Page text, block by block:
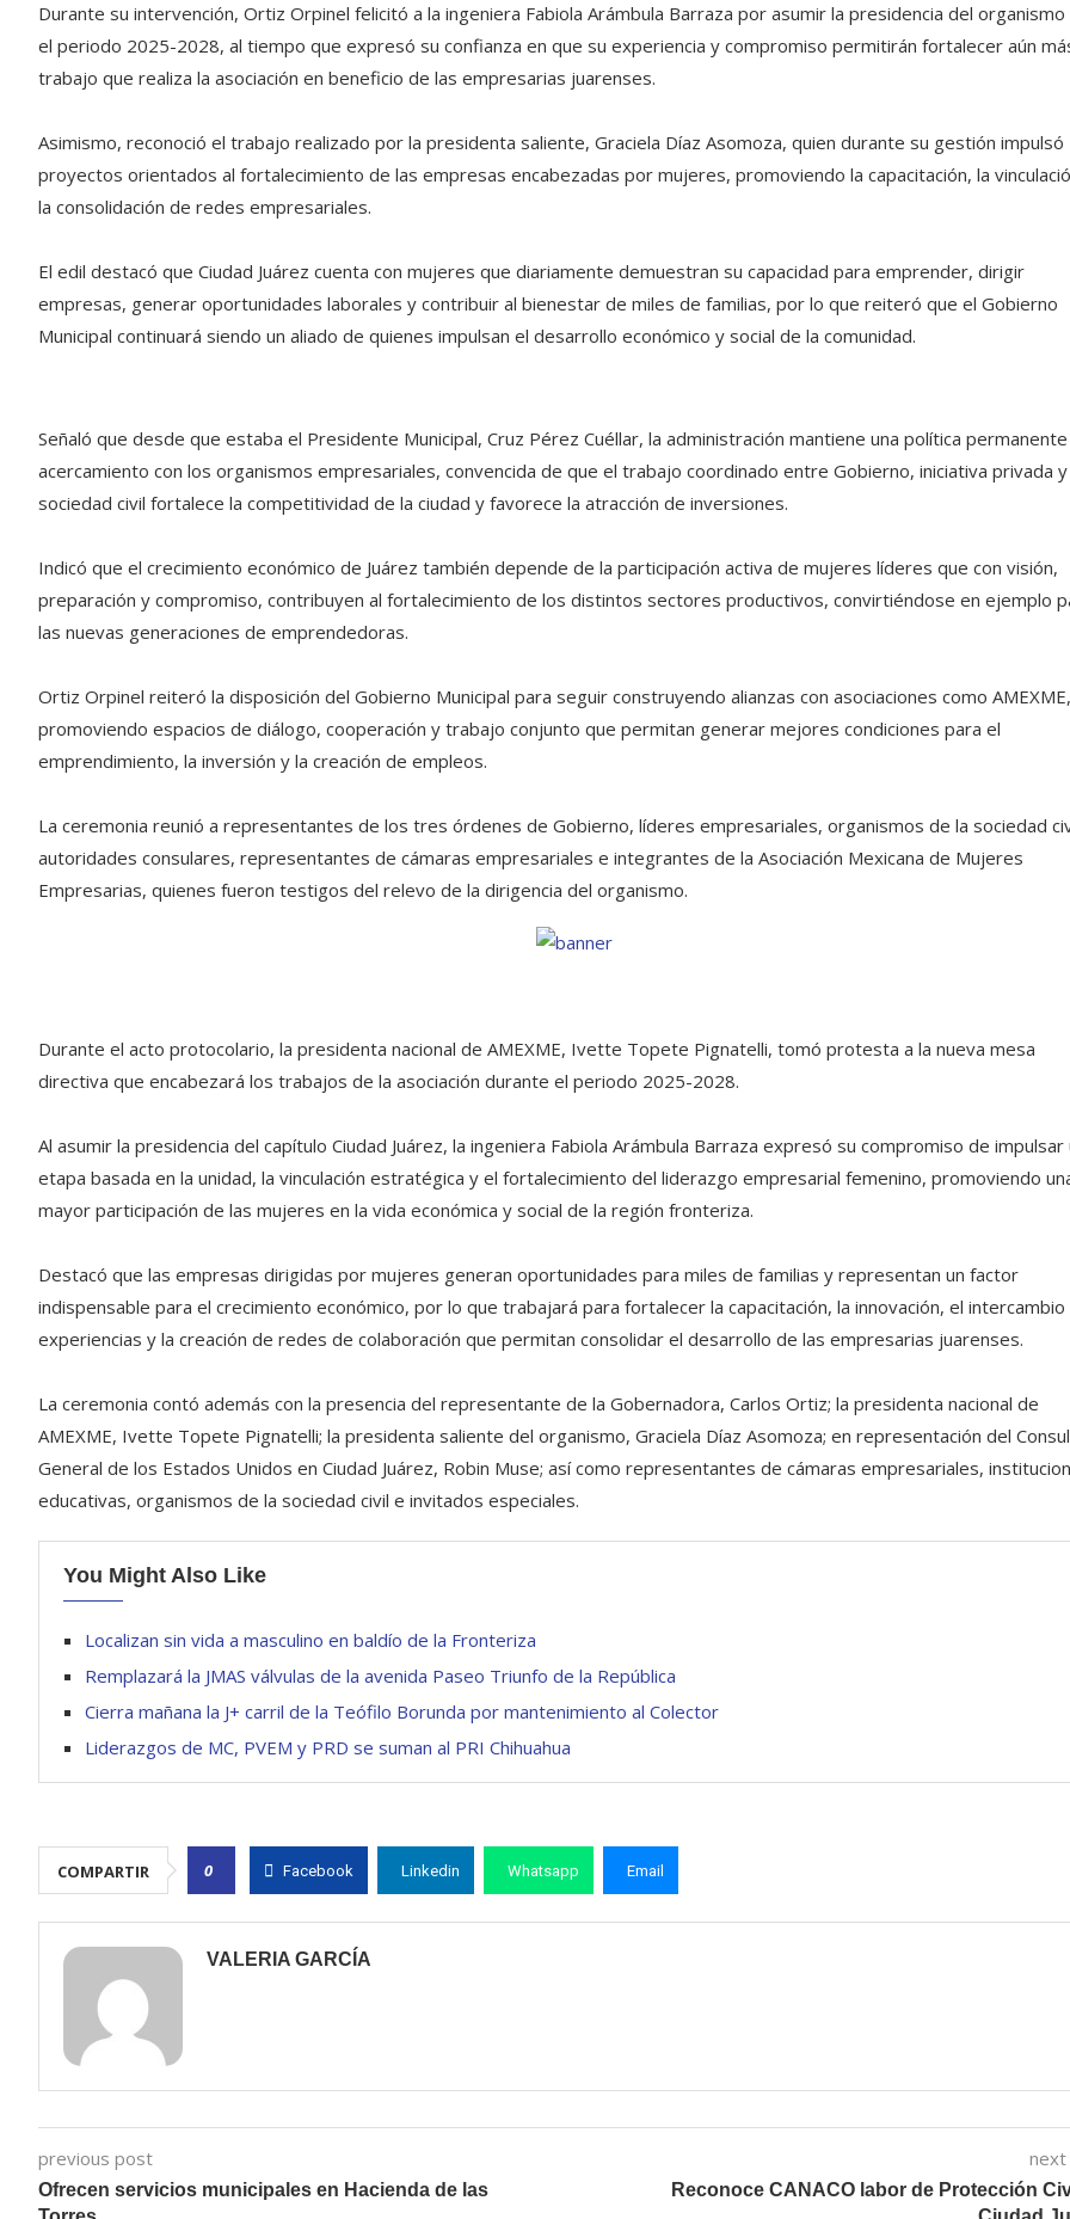
Durante su intervención, Ortiz Orpinel felicitó a la ingeniera Fabiola Arámbula Barraza por asumir la presidencia del organismo
el periodo 2025-2028, al tiempo que expresó su confianza en que su experiencia y compromiso permitirán fortalecer aún
trabajo que realiza la asociación en beneficio de las empresarias juarenses.
Asimismo, reconoció el trabajo realizado por la presidenta saliente, Graciela Díaz Asomoza, quien durante su gestión impulsó
proyectos orientados al fortalecimiento de las empresas encabezadas por mujeres, promoviendo la capacitación, la
la consolidación de redes empresariales.
El edil destacó que Ciudad Juárez cuenta con mujeres que diariamente demuestran su capacidad para emprender, dirigir
empresas, generar oportunidades laborales y contribuir al bienestar de miles de familias, por lo que reiteró que el Gobierno
Municipal continuará siendo un aliado de quienes impulsan el desarrollo económico y social de la comunidad.
Señaló que desde que estaba el Presidente Municipal, Cruz Pérez Cuéllar, la administración mantiene una política
acercamiento con los organismos empresariales, convencida de que el trabajo coordinado entre Gobierno, iniciativa privada y
sociedad civil fortalece la competitividad de la ciudad y favorece la atracción de inversiones.
Indicó que el crecimiento económico de Juárez también depende de la participación activa de mujeres líderes que con visión,
preparación y compromiso, contribuyen al fortalecimiento de los distintos sectores productivos, convirtiéndose en ejemplo
las nuevas generaciones de emprendedoras.
Ortiz Orpinel reiteró la disposición del Gobierno Municipal para seguir construyendo alianzas con asociaciones como AMEXME,
promoviendo espacios de diálogo, cooperación y trabajo conjunto que permitan generar mejores condiciones para el
emprendimiento, la inversión y la creación de empleos.
La ceremonia reunió a representantes de los tres órdenes de Gobierno, líderes empresariales, organismos de la sociedad
autoridades consulares, representantes de cámaras empresariales e integrantes de la Asociación Mexicana de Mujeres
Empresarias, quienes fueron testigos del relevo de la dirigencia del organismo.
Durante el acto protocolario, la presidenta nacional de AMEXME, Ivette Topete Pignatelli, tomó protesta a la nueva mesa
directiva que encabezará los trabajos de la asociación durante el periodo 2025-2028.
Al asumir la presidencia del capítulo Ciudad Juárez, la ingeniera Fabiola Arámbula Barraza expresó su compromiso de impulsar
etapa basada en la unidad, la vinculación estratégica y el fortalecimiento del liderazgo empresarial femenino, promoviendo
mayor participación de las mujeres en la vida económica y social de la región fronteriza.
Destacó que las empresas dirigidas por mujeres generan oportunidades para miles de familias y representan un factor
indispensable para el crecimiento económico, por lo que trabajará para fortalecer la capacitación, la innovación, el intercambio
experiencias y la creación de redes de colaboración que permitan consolidar el desarrollo de las empresarias juarenses.
La ceremonia contó además con la presencia del representante de la Gobernadora, Carlos Ortiz; la presidenta nacional de
AMEXME, Ivette Topete Pignatelli; la presidenta saliente del organismo, Graciela Díaz Asomoza; en representación del
General de los Estados Unidos en Ciudad Juárez, Robin Muse; así como representantes de cámaras empresariales,
educativas, organismos de la sociedad civil e invitados especiales.
You Might Also Like
Localizan sin vida a masculino en baldío de la Fronteriza
Remplazará la JMAS válvulas de la avenida Paseo Triunfo de la República
Cierra mañana la J+ carril de la Teófilo Borunda por mantenimiento al Colector
Liderazgos de MC, PVEM y PRD se suman al PRI Chihuahua
COMPARTIR 0 Facebook Linkedin Whatsapp Email
VALERIA GARCÍA
previous post
Ofrecen servicios municipales en Hacienda de las
Reconoce CANACO labor de Protección